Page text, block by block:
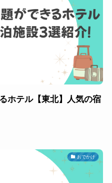
ホテル【東北】人気の宿
おでかけ